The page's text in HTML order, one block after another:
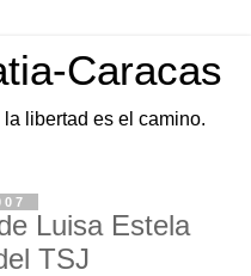
Caracas
libertad es el camino.
Luisa Estela
TSJ